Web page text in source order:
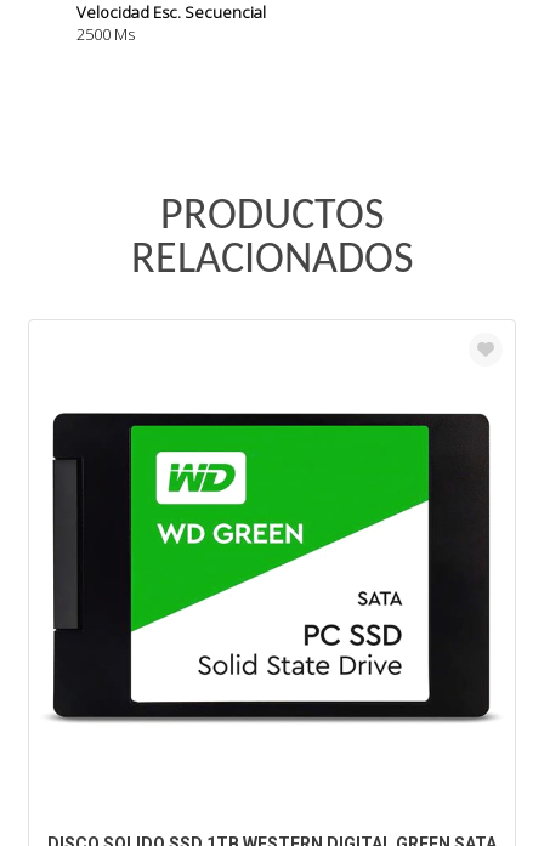
Velocidad Esc. Secuencial
2500 Ms
PRODUCTOS
RELACIONADOS